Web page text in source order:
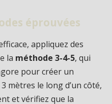
éprouvées
appliquez des
la méthode 3-4-5, qui
pour créer un
mètres le long d’un côté,
et vérifiez que la